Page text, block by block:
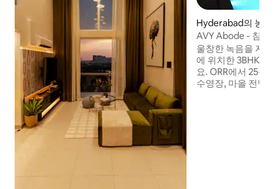
Hyderabad의 농
AVY Abode - 침실
험 숙박, 전용 수영
울창한 녹음을 자
에 위치한 3BHK
요. ORR에서 25분
수영장, 마을 전망